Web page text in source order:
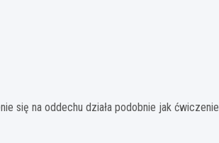
się na oddechu działa podobnie jak ćwiczenie